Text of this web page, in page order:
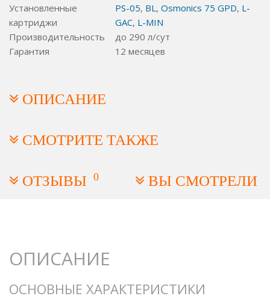
Установленные
картриджи
PS-05, BL, Osmonics 75 GPD, L-
GAC, L-MIN
Производительность
до 290 л/сут
Гарантия
12 месяцев
ОПИСАНИЕ
СМОТРИТЕ ТАКЖЕ
ОТЗЫВЫ 0 ВЫ СМОТРЕЛИ
ОПИСАНИЕ
ОСНОВНЫЕ ХАРАКТЕРИСТИКИ